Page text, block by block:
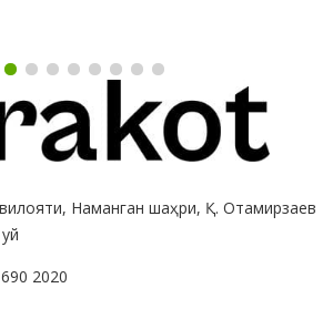
Наманган шаҳри, Қ. Отамирзаев
2020